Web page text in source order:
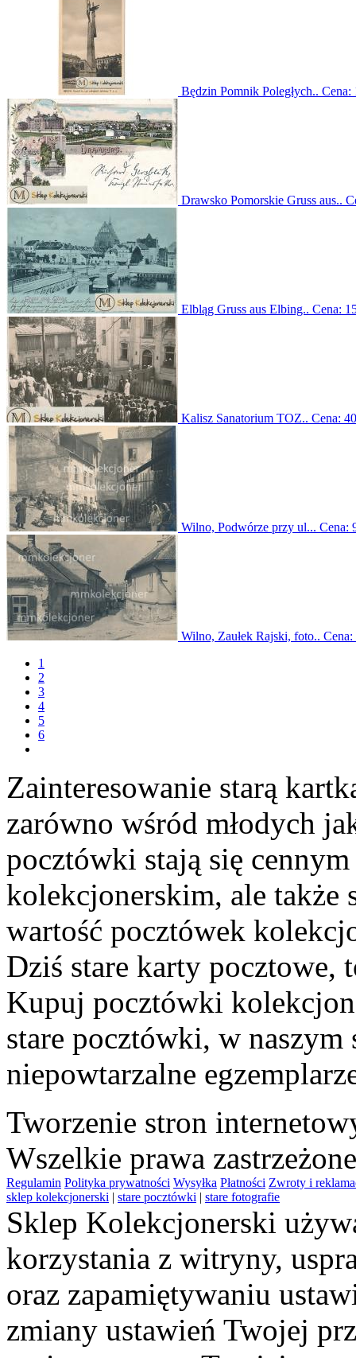
Będzin Pomnik Poległych.. Cena:
Drawsko Pomorskie Gruss aus..
Elbląg Gruss aus Elbing.. Cena:
Kalisz Sanatorium TOZ.. Cena:
Wilno, Podwórze przy ul... Cena:
Wilno, Zaułek Rajski, foto.. Cena:
1
2
3
4
5
6
Zainteresowanie starą
zarówno wśród młodych
pocztówki stają się
kolekcjonerskim, ale także
wartość pocztówek
Dziś stare karty pocztowe,
Kupuj pocztówki
stare pocztówki, w naszym
niepowtarzalne
Tworzenie stron
Wszelkie prawa
Regulamin Polityka prywatności Wysyłka Płatności Zwroty i
sklep kolekcjonerski | stare pocztówki | stare fotografie
Sklep Kolekcjonerski
korzystania z witryny,
oraz zapamiętywaniu
zmiany ustawień Twojej